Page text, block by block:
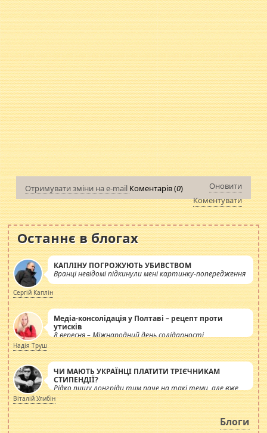
Отримувати зміни на e-mail Коментарів (0)
Оновити
Коментувати
Останнє в блогах
КАПЛІНУ ПОГРОЖУЮТЬ УБИВСТВОМ
Вранці невідомі підкинули мені картинку-попередження
Сергій Каплін
Медіа-консолідація у Полтаві – рецепт проти
утисків
8 вересня – Міжнародний день солідарності
журналістів.
Надія Труш
ЧИ МАЮТЬ УКРАЇНЦІ ПЛАТИТИ ТРІЄЧНИКАМ
СТИПЕНДІЇ?
Рідко пишу лонгріди тим паче на такі теми, але вже
просто дістало! Обурюють сьогоднішні інсенуації
навколо стипендіального питання. Штучно
роздувається ще одна соціальна катастрофа.
Віталій Улибін
Блоги